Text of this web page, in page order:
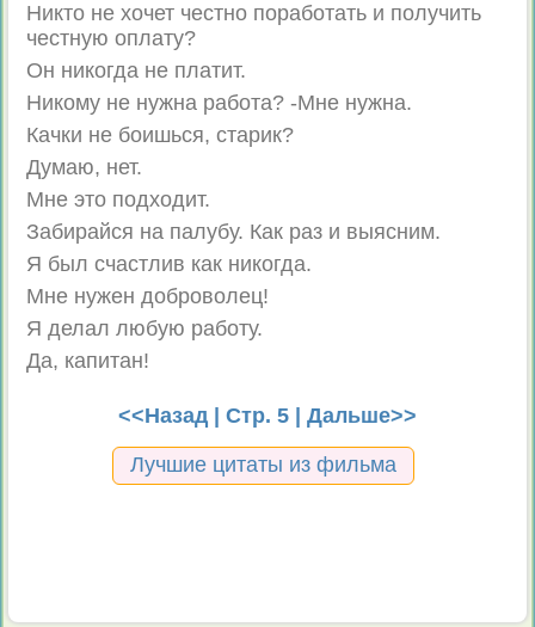
Никто не хочет честно поработать и получить
честную оплату?
Он никогда не платит.
Никому не нужна работа? -Мне нужна.
Качки не боишься, старик?
Думаю, нет.
Мне это подходит.
Забирайся на палубу. Как раз и выясним.
Я был счастлив как никогда.
Мне нужен доброволец!
Я делал любую работу.
Да, капитан!
<<Назад | Стр. 5 | Дальше>>
Лучшие цитаты из фильма